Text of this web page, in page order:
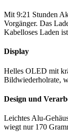
Mit 9:21 Stunden
Vorgänger. Das
Kabelloses Laden
Display
Helles OLED mit
Bildwiederholrate,
Design und
Leichtes Alu-
wiegt nur 170